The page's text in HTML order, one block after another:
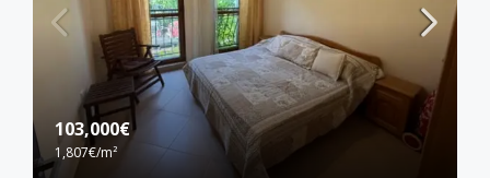
103,000€
1,807€/m²